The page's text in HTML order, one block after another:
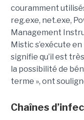
couramment
reg.exe, net.exe,
Management
Mistic s’exécute
signifie qu’il est
la possibilité de
terme », ont
Chaînes